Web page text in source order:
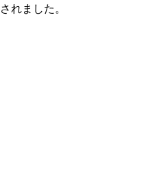
れました。